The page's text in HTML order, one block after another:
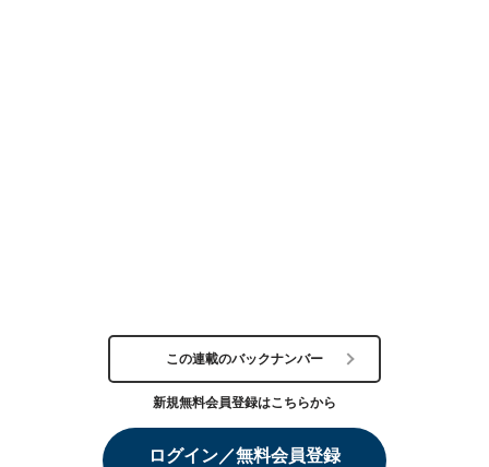
この連載のバックナンバー
新規無料会員登録はこちらから
ログイン／無料会員登録